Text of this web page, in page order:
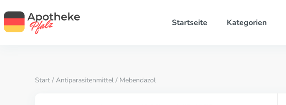
Startseite Kategorien
Start / Antiparasitenmittel / Mebendazol